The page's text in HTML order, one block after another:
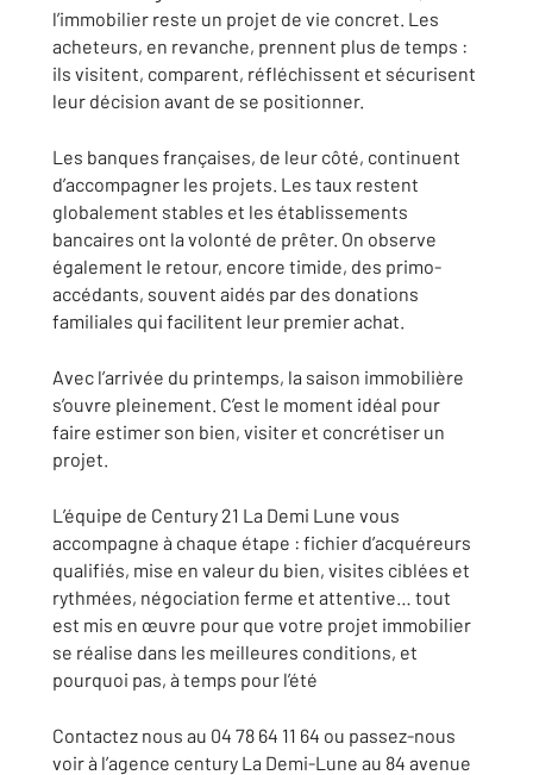
l’immobilier reste un projet de vie concret. Les
acheteurs, en revanche, prennent plus de temps :
ils visitent, comparent, réfléchissent et sécurisent
leur décision avant de se positionner.
Les banques françaises, de leur côté, continuent
d’accompagner les projets. Les taux restent
globalement stables et les établissements
bancaires ont la volonté de prêter. On observe
également le retour, encore timide, des primo-
accédants, souvent aidés par des donations
familiales qui facilitent leur premier achat.
Avec l’arrivée du printemps, la saison immobilière
s’ouvre pleinement. C’est le moment idéal pour
faire estimer son bien, visiter et concrétiser un
projet.
L’équipe de Century 21 La Demi Lune vous
accompagne à chaque étape : fichier d’acquéreurs
qualifiés, mise en valeur du bien, visites ciblées et
rythmées, négociation ferme et attentive… tout
est mis en œuvre pour que votre projet immobilier
se réalise dans les meilleures conditions, et
pourquoi pas, à temps pour l’été
Contactez nous au 04 78 64 11 64 ou passez-nous
voir à l’agence century La Demi-Lune au 84 avenue